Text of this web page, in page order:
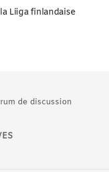
Liiga finlandaise
de discussion